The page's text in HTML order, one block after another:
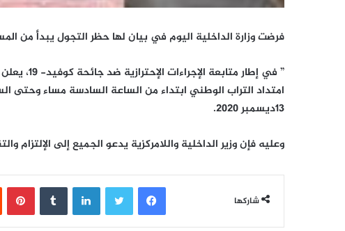
فرضت وزارة الداخلية اليوم في بيان لها حظر التجول يبدأ من
” في إطار
امتداد التراب الوطني ابتداء من الساعة السادسة مساء وحتى
13ديسمبر 2020.
وعليه فإن وزير الداخلية واللامركزية يدعو الجميع إلى
شاركها
فيسبوك لينكدإن